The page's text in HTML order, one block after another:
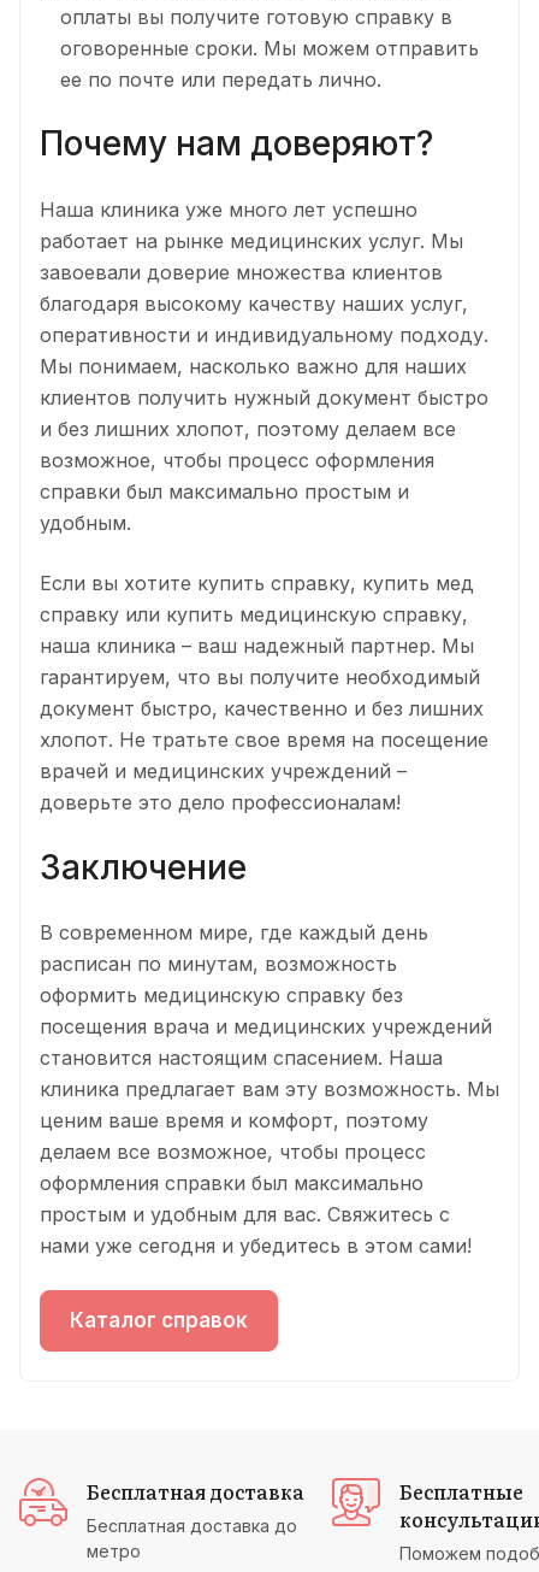
оплаты вы получите готовую справку в
оговоренные сроки. Мы можем отправить
ее по почте или передать лично.
Почему нам доверяют?
Наша клиника уже много лет успешно
работает на рынке медицинских услуг. Мы
завоевали доверие множества клиентов
благодаря высокому качеству наших услуг,
оперативности и индивидуальному подходу.
Мы понимаем, насколько важно для наших
клиентов получить нужный документ быстро
и без лишних хлопот, поэтому делаем все
возможное, чтобы процесс оформления
справки был максимально простым и
удобным.
Если вы хотите купить справку, купить мед
справку или купить медицинскую справку,
наша клиника – ваш надежный партнер. Мы
гарантируем, что вы получите необходимый
документ быстро, качественно и без лишних
хлопот. Не тратьте свое время на посещение
врачей и медицинских учреждений –
доверьте это дело профессионалам!
Заключение
В современном мире, где каждый день
расписан по минутам, возможность
оформить медицинскую справку без
посещения врача и медицинских учреждений
становится настоящим спасением. Наша
клиника предлагает вам эту возможность. Мы
ценим ваше время и комфорт, поэтому
делаем все возможное, чтобы процесс
оформления справки был максимально
простым и удобным для вас. Свяжитесь с
нами уже сегодня и убедитесь в этом сами!
Каталог справок
Бесплатная доставка
Бесплатная доставка до
метро
Бесплатные
Поможем